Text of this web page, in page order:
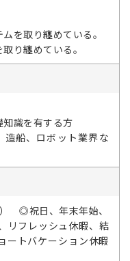
を取り纏めている。
り纏めている。
識を有する方
船、ロボット業界な
◎祝日、年末年始、
リフレッシュ休暇、結
ートバケーション休暇